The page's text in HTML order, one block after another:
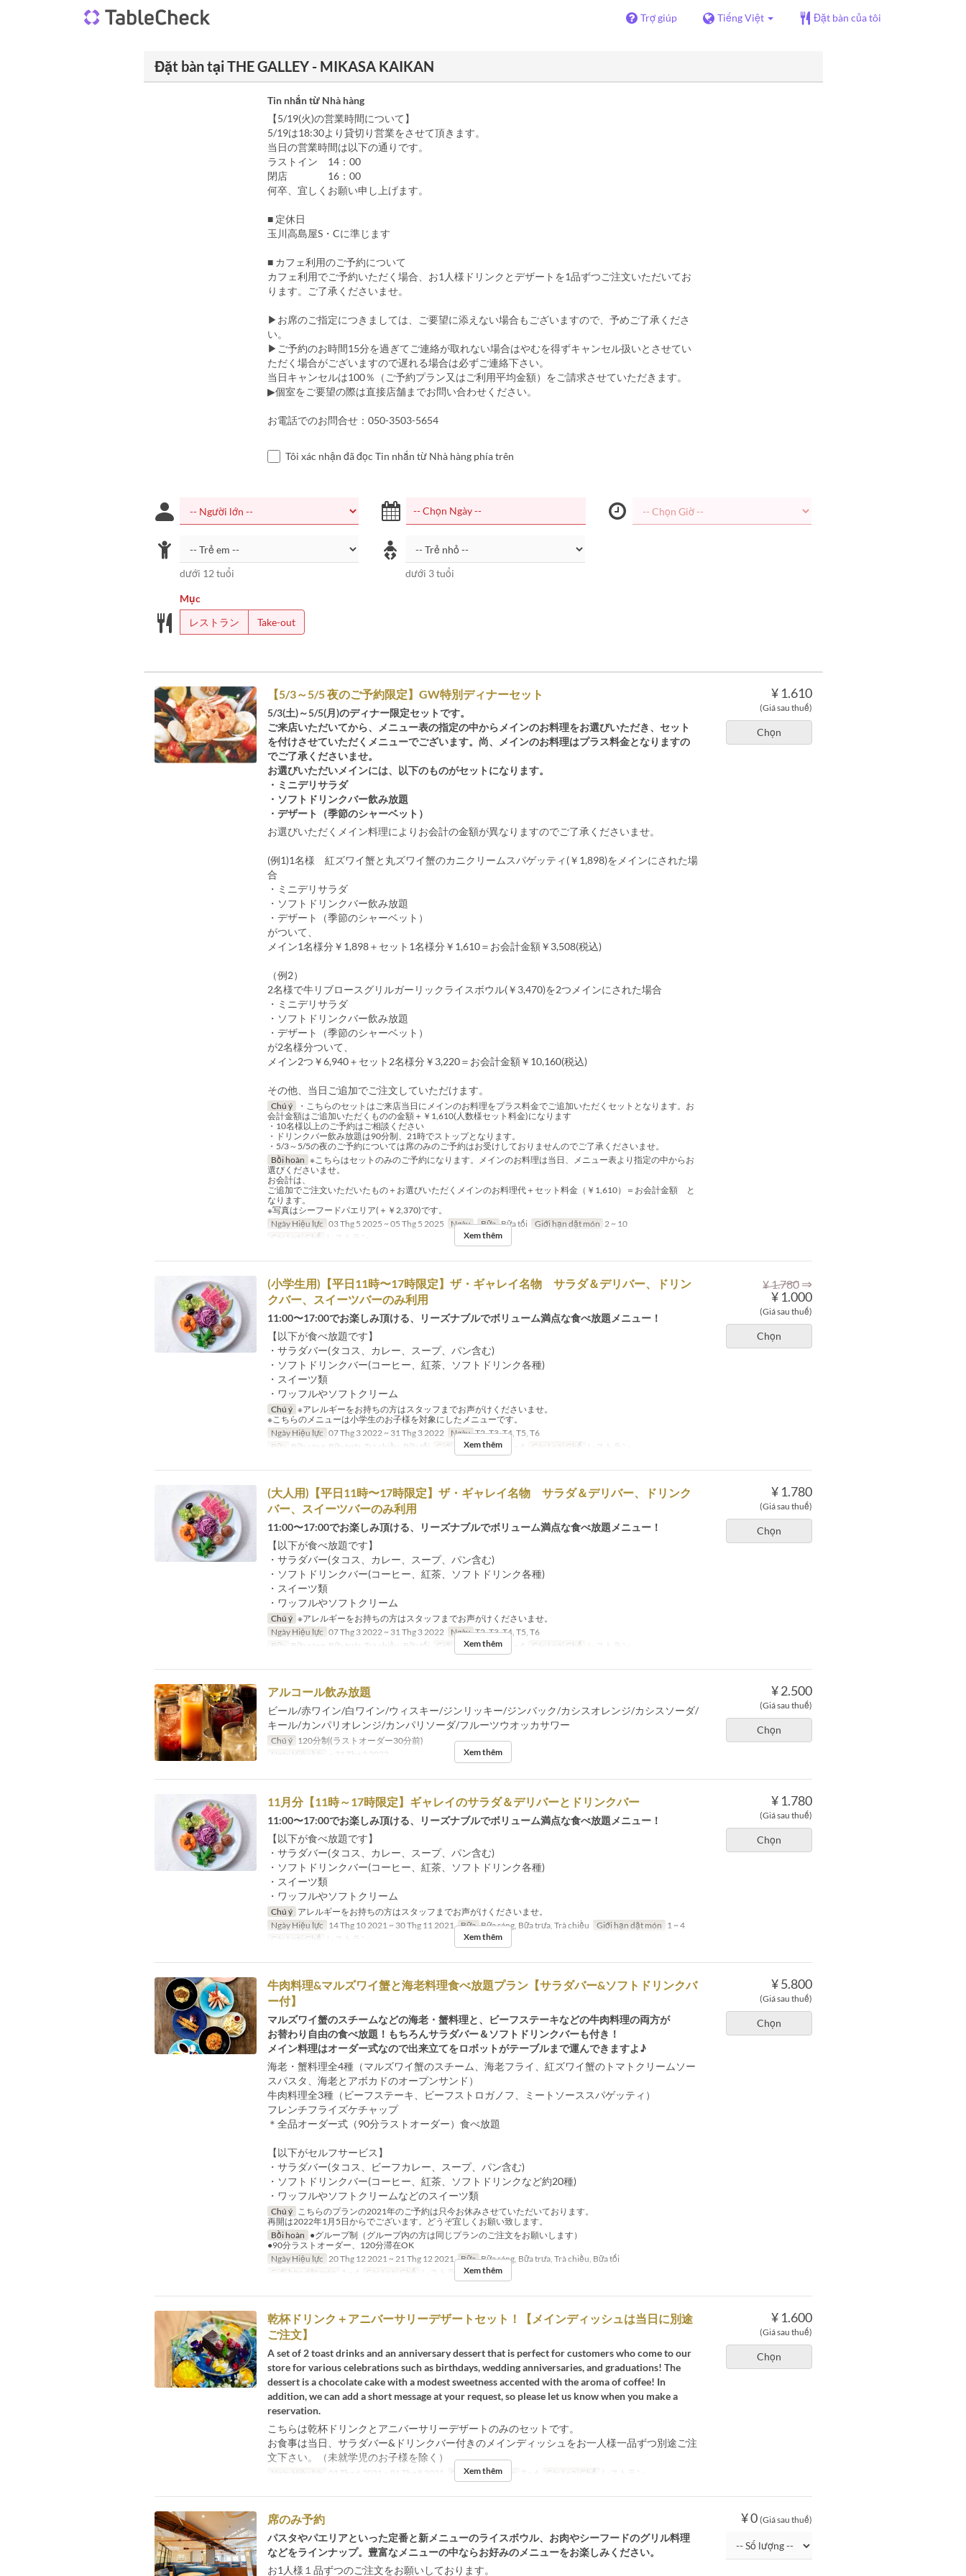
Trợ giúp Tiếng Việt Đặt bàn của tôi
Đặt bàn tại THE GALLEY - MIKASA KAIKAN
Tin nhắn từ Nhà hàng
【5/19(火)の営業時間について】
5/19は18:30より貸切り営業をさせて頂きます。
当日の営業時間は以下の通りです。
ラストイン 14：00
閉店 16：00
何卒、宜しくお願い申し上げます。
■ 定休日
玉川高島屋S・Cに準じます
■ カフェ利用のご予約について
カフェ利用でご予約いただく場合、お1人様ドリンクとデザートを1品ずつご注文いただいてお
ります。ご了承くださいませ。
▶お席のご指定につきましては、ご要望に添えない場合もございますので、予めご了承くださ
い。
▶ご予約のお時間15分を過ぎてご連絡が取れない場合はやむを得ずキャンセル扱いとさせてい
ただく場合がございますので遅れる場合は必ずご連絡下さい。
当日キャンセルは100％（ご予約プラン又はご利用平均金額）をご請求させていただきます。
▶個室をご要望の際は直接店舗までお問い合わせください。
お電話でのお問合せ：050-3503-5654
Tôi xác nhận đã đọc Tin nhắn từ Nhà hàng phía trên
dưới 12 tuổi dưới 3 tuổi
Mục
レストラン
Take-out
¥ 1.610
(Giá sau thuế)
Chọn
【5/3～5/5 夜のご予約限定】GW特別ディナーセット
5/3(土)～5/5(月)のディナー限定セットです。
ご来店いただいてから、メニュー表の指定の中からメインのお料理をお選びいただき、セット
を付けさせていただくメニューでございます。尚、メインのお料理はプラス料金となりますの
でご了承くださいませ。
お選びいただいメインには、以下のものがセットになります。
・ミニデリサラダ
・ソフトドリンクバー飲み放題
・デザート（季節のシャーベット）
お選びいただくメイン料理によりお会計の金額が異なりますのでご了承くださいませ。
(例1)1名様 紅ズワイ蟹と丸ズワイ蟹のカニクリームスパゲッティ(￥1,898)をメインにされた場
合
・ミニデリサラダ
・ソフトドリンクバー飲み放題
・デザート（季節のシャーベット）
がついて、
メイン1名様分￥1,898＋セット1名様分￥1,610＝お会計金額￥3,508(税込)
（例2）
2名様で牛リブロースグリルガーリックライスボウル(￥3,470)を2つメインにされた場合
・ミニデリサラダ
・ソフトドリンクバー飲み放題
・デザート（季節のシャーベット）
が2名様分ついて、
メイン2つ￥6,940＋セット2名様分￥3,220＝お会計金額￥10,160(税込)
その他、当日ご追加でご注文していただけます。
Chú ý
・こちらのセットはご来店当日にメインのお料理をプラス料金でご追加いただくセットとなります。お
会計金額はご追加いただくものの金額＋￥1,610(人数様セット料金)になります
・10名様以上のご予約はご相談ください
・ドリンクバー飲み放題は90分制、21時でストップとなります。
・5/3～5/5の夜のご予約については席のみのご予約はお受けしておりませんのでご了承くださいませ。
Bồi hoàn ※こちらはセットのみのご予約になります。メインのお料理は当日、メニュー表より指定の中からお
選びくださいませ。
お会計は、
ご追加でご注文いただいたもの＋お選びいただくメインのお料理代＋セット料金（￥1,610）＝お会計金額 と
なります。
※写真はシーフードパエリア(＋￥2,370)です。
Ngày Hiệu lực 03 Thg 5 2025 ~ 05 Thg 5 2025 Ngày Bữa Bữa tối Giới hạn dặt món 2 ~ 10
Các Loại Ghế
レストラン Xem thêm
¥ 1.780 ⇒
¥ 1.000
(Giá sau thuế)
Chọn
(小学生用)【平日11時〜17時限定】ザ・ギャレイ名物 サラダ＆デリバー、ドリン
クバー、スイーツバーのみ利用
11:00〜17:00でお楽しみ頂ける、リーズナブルでボリューム満点な食べ放題メニュー！
【以下が食べ放題です】
・サラダバー(タコス、カレー、スープ、パン含む)
・ソフトドリンクバー(コーヒー、紅茶、ソフトドリンク各種)
・スイーツ類
・ワッフルやソフトクリーム
Chú ý ※アレルギーをお持ちの方はスタッフまでお声がけくださいませ。
※こちらのメニューは小学生のお子様を対象にしたメニューです。
Ngày Hiệu lực 07 Thg 3 2022 ~ 31 Thg 3 2022 Ngày T2, T3, T4, T5, T6
Bữa
Bữa sáng, Bữa trưa, Trà chiều, Bữa tối Giới hạn dặt món 1 ~ 4 Các Loại Ghế レストラン
Xem thêm
¥ 1.780
(Giá sau thuế)
Chọn
(大人用)【平日11時〜17時限定】ザ・ギャレイ名物 サラダ＆デリバー、ドリンク
バー、スイーツバーのみ利用
11:00〜17:00でお楽しみ頂ける、リーズナブルでボリューム満点な食べ放題メニュー！
【以下が食べ放題です】
・サラダバー(タコス、カレー、スープ、パン含む)
・ソフトドリンクバー(コーヒー、紅茶、ソフトドリンク各種)
・スイーツ類
・ワッフルやソフトクリーム
Chú ý ※アレルギーをお持ちの方はスタッフまでお声がけくださいませ。
Ngày Hiệu lực 07 Thg 3 2022 ~ 31 Thg 3 2022 Ngày T2, T3, T4, T5, T6
Bữa
Bữa sáng, Bữa trưa, Trà chiều, Bữa tối Giới hạn dặt món 1 ~ 4 Các Loại Ghế レストラン
Xem thêm
¥ 2.500
(Giá sau thuế)
Chọn
アルコール飲み放題
ビール/赤ワイン/白ワイン/ウィスキー/ジンリッキー/ジンバック/カシスオレンジ/カシスソーダ/
キール/カンパリオレンジ/カンパリソーダ/フルーツウオッカサワー
Chú ý 120分制(ラストオーダー30分前)
Ngày Hiệu lực
~ 31 Thg 3 2022 Xem thêm
¥ 1.780
(Giá sau thuế)
Chọn
11月分【11時～17時限定】ギャレイのサラダ＆デリバーとドリンクバー
11:00〜17:00でお楽しみ頂ける、リーズナブルでボリューム満点な食べ放題メニュー！
【以下が食べ放題です】
・サラダバー(タコス、カレー、スープ、パン含む)
・ソフトドリンクバー(コーヒー、紅茶、ソフトドリンク各種)
・スイーツ類
・ワッフルやソフトクリーム
Chú ý アレルギーをお持ちの方はスタッフまでお声がけくださいませ。
Ngày Hiệu lực 14 Thg 10 2021 ~ 30 Thg 11 2021 Bữa Bữa sáng, Bữa trưa, Trà chiều Giới hạn dặt món 1 ~ 4
Các Loại Ghế
レストラン Xem thêm
¥ 5.800
(Giá sau thuế)
Chọn
牛肉料理&マルズワイ蟹と海老料理食べ放題プラン【サラダバー&ソフトドリンクバ
ー付】
マルズワイ蟹のスチームなどの海老・蟹料理と、ビーフステーキなどの牛肉料理の両方が
お替わり自由の食べ放題！もちろんサラダバー＆ソフトドリンクバーも付き！
メイン料理はオーダー式なので出来立てをロボットがテーブルまで運んできますよ♪
海老・蟹料理全4種（マルズワイ蟹のスチーム、海老フライ、紅ズワイ蟹のトマトクリームソー
スパスタ、海老とアボカドのオープンサンド）
牛肉料理全3種（ビーフステーキ、ビーフストロガノフ、ミートソーススパゲッティ）
フレンチフライズケチャップ
＊全品オーダー式（90分ラストオーダー）食べ放題
【以下がセルフサービス】
・サラダバー(タコス、ビーフカレー、スープ、パン含む)
・ソフトドリンクバー(コーヒー、紅茶、ソフトドリンクなど約20種)
・ワッフルやソフトクリームなどのスイーツ類
Chú ý
こちらのプランの2021年のご予約は只今お休みさせていただいております。
再開は2022年1月5日からでございます。どうぞ宜しくお願い致します。
Bồi hoàn ●グループ制（グループ内の方は同じプランのご注文をお願いします）
●90分ラストオーダー、120分滞在OK
Ngày Hiệu lực 20 Thg 12 2021 ~ 21 Thg 12 2021 Bữa Bữa sáng, Bữa trưa, Trà chiều, Bữa tối
Giới hạn dặt món
1 ~ 4 Các Loại Ghế レストランXem thêm
¥ 1.600
(Giá sau thuế)
Chọn
乾杯ドリンク＋アニバーサリーデザートセット！【メインディッシュは当日に別途
ご注文】
A set of 2 toast drinks and an anniversary dessert that is perfect for customers who come to our
store for various celebrations such as birthdays, wedding anniversaries, and graduations! The
dessert is a chocolate cake with a modest sweetness accented with the aroma of coffee! In
addition, we can add a short message at your request, so please let us know when you make a
reservation.
こちらは乾杯ドリンクとアニバーサリーデザートのみのセットです。
お食事は当日、サラダバー&ドリンクバー付きのメインディッシュをお一人様一品ずつ別途ご注
文下さい。（未就学児のお子様を除く）
Ngày Hiệu lực 01 Thg 6 2021 ~ 01 Thg 8 2021 Giới hạn dặt món 2 ~ 6 Các Loại Ghế レストラン
Xem thêm
¥ 0 (Giá sau thuế)
席のみ予約
パスタやパエリアといった定番と新メニューのライスボウル、お肉やシーフードのグリル料理
などをラインナップ。豊富なメニューの中ならお好みのメニューをお楽しみください。
お1人様１品ずつのご注文をお願いしております。